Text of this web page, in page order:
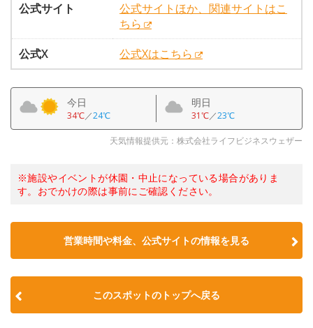
公式サイト
公式サイトほか、関連サイトはこ
ちら
公式X
公式Xはこちら
今日
34℃／24℃
明日
31℃／23℃
天気情報提供元：株式会社ライフビジネスウェザー
※施設やイベントが休園・中止になっている場合がありま
す。おでかけの際は事前にご確認ください。
営業時間や料金、公式サイトの情報を見る
このスポットのトップへ戻る